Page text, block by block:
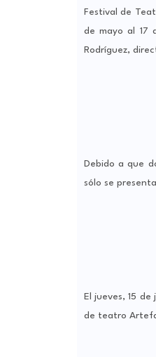
Festival de
de mayo al 17
Rodríguez,
Debido a que
sólo se
El jueves, 15
de teatro